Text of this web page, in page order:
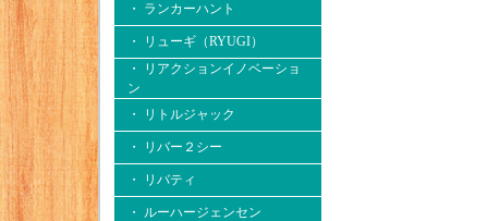
・ ランカーハント
・ リューギ（RYUGI）
・ リアクションイノベーショ
ン
・ リトルジャック
・ リバー２シー
・ リバティ
・ ルーハージェンセン